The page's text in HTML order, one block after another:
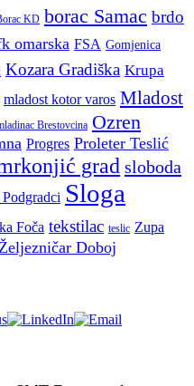
KD borac Samac brdo
omarska FSA Gomjenica
Kozara Gradiška Krupa
mladost kotor varos Mladost
Brestovcina Ozren
Progres Proleter Teslić
grad sloboda
Podgradci Sloga
Foča tekstilac teslic Zupa
Doboj